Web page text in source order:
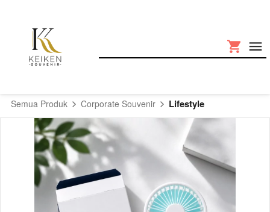
Semua Produk Corporate Souvenir Lifestyle